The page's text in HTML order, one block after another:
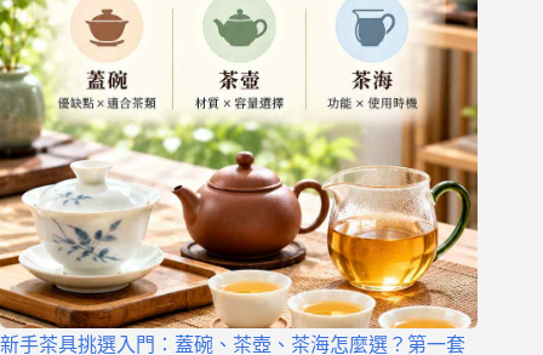
新手茶具挑選入門：蓋碗、茶壺、茶海怎麼選？第一套